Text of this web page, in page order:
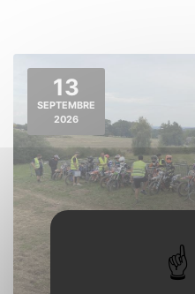
13
SEPTEMBRE
2026